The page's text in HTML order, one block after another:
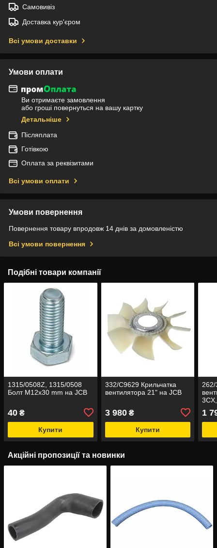
Самовивіз
Доставка кур'єром
Всі умови доставки
Умови оплати
Ви отримаєте замовлення
або гроші повернуться на вашу картку
Детальніше
Післяплата
Готівкою
Оплата за реквізитами
Всі умови оплати
Умови повернення
Повернення товару впродовж 14 днів за домовленістю
Всі умови повернення
Подібні товари компанії
1315/0508Z, 1315/0508
Болт M12x30 mm на JCB
40 ₴
Купити
332/C9629 Крильчатка
вентилятора 21" на JCB
3 980₴
Купити
262/
1
Акційні пропозиції та новинки